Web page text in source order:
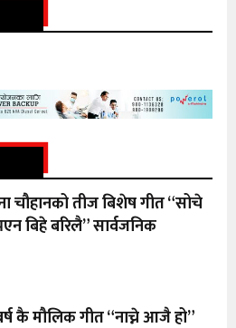
चौहानको तीज बिशेष गीत “सोचे
बिहे बरिलै” सार्वजनिक
कै मौलिक गीत “नाच्ने आजै हो”